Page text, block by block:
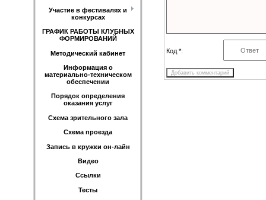
Участие в фестивалях и
конкурсах
ГРАФИК РАБОТЫ КЛУБНЫХ
ФОРМИРОВАНИЙ
Методический кабинет
Информация о
материально-техническом
обеспечении
Порядок определения
оказания услуг
Схема зрительного зала
Схема проезда
Запись в кружки он-лайн
Видео
Ссылки
Тесты
Код *: